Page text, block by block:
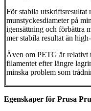
För stabila utskriftsresultat
munstyckesdiameter på
igensättning och förbättra
mer stabila resultat än
Även om PETG är
filamentet efter längre
minska problem som
Egenskaper för Prusa